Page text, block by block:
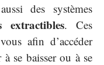
des systèmes
extractibles. Ces
afin d’accéder
se baisser ou à se